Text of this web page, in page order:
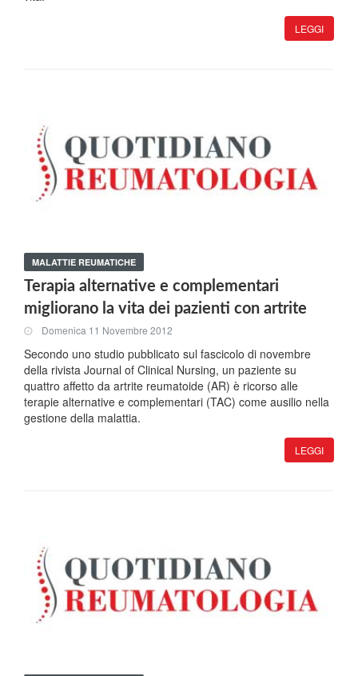
LEGGI
MALATTIE REUMATICHE
Terapia alternative e complementari
migliorano la vita dei pazienti con artrite
Domenica 11 Novembre 2012
Secondo uno studio pubblicato sul fascicolo di novembre
della rivista Journal of Clinical Nursing, un paziente su
quattro affetto da artrite reumatoide (AR) è ricorso alle
terapie alternative e complementari (TAC) come ausilio nella
gestione della malattia.
LEGGI